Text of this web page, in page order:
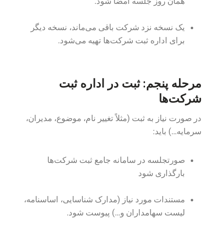
یک نسخه نزد شرکت باقی می‌ماند، نسخه دیگر
برای اداره ثبت شرکت‌ها تهیه می‌شود.
مرحله پنجم: ثبت در اداره ثبت
شرکت‌ها
در صورت نیاز به ثبت (مثلاً تغییر نام، موضوع، مدیران،
سرمایه…) باید:
صورتجلسه در سامانه جامع ثبت شرکت‌ها
بارگذاری شود
مستندات مورد نیاز (مدارک شناسایی، اساسنامه،
لیست سهامداران و…) پیوست شود.